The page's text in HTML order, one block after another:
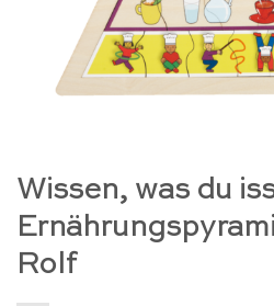
Wissen, was du
Rolf